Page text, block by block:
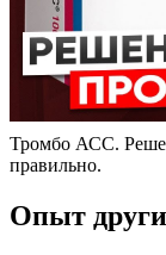
Тромбо АСС.
правильно.
Опыт